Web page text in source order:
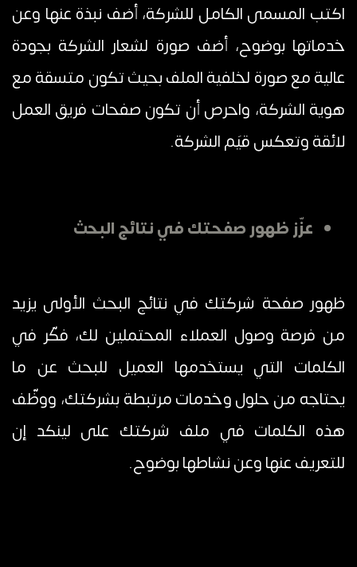
اكتب المسمى الكامل للشركة، أضف نبذة عنها وعن
خدماتها بوضوح، أضف صورة لشعار الشركة بجودة
عالية مع صورة لخلفية الملف بحيث تكون متسقة مع
هوية الشركة، واحرص أن تكون صفحات فريق العمل
لائقة وتعكس قيَم الشركة.
عزّز ظهور صفحتك في نتائج البحث
ظهور صفحة شركتك في نتائج البحث الأولى يزيد
من فرصة وصول العملاء المحتملين لك، فكّر في
الكلمات التي يستخدمها العميل للبحث عن ما
يحتاجه من حلول وخدمات مرتبطة بشركتك، ووظّف
هذه الكلمات في ملف شركتك على لينكد إن
للتعريف عنها وعن نشاطها بوضوح.